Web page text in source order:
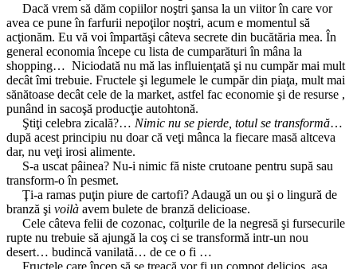
Dacă vrem să dăm copiilor noştri şansa la un viitor în care vor
avea ce pune în farfurii nepoţilor noştri, acum e momentul să
acţionăm. Eu vă voi împartăşi câteva secrete din bucătăria mea. În
general economia începe cu lista de cumparături în mâna la
shopping… Niciodată nu mă las influienţată şi nu cumpăr mai mult
decât îmi trebuie. Fructele şi legumele le cumpăr din piaţa, mult mai
sănătoase decât cele de la market, astfel fac economie şi de resurse ,
punând in sacoşă producţie autohtonă.
Ştiţi celebra zicală?… Nimic nu se pierde, totul se transformă…
după acest principiu nu doar că veţi mânca la fiecare masă altceva
dar, nu veţi irosi alimente.
S-a uscat pâinea? Nu-i nimic fă niste crutoane pentru supă sau
transform-o în pesmet.
Ţi-a ramas puţin piure de cartofi? Adaugă un ou şi o lingură de
branză şi voilà avem bulete de branză delicioase.
Cele câteva felii de cozonac, colţurile de la negresă şi fursecurile
rupte nu trebuie să ajungă la coş ci se transformă intr-un nou
desert… budincă vanilată… de ce o fi …
Fructele care încep să se treacă vor fi un compot delicios, aşa